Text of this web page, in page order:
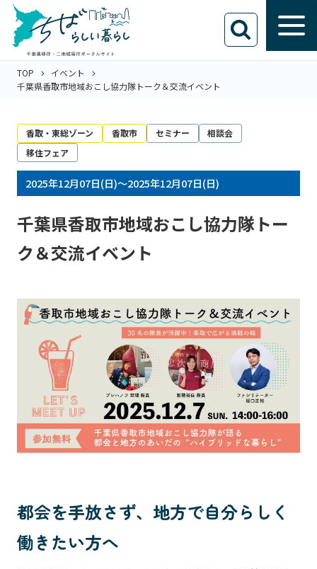
TOP
イベント
千葉県香取市地域おこし協力隊トーク＆交流イベント
香取・東総ゾーン 香取市 セミナー
相談会
移住フェア
2025年12月07日(日)～2025年12月07日(日)
千葉県香取市地域おこし協力隊トー
ク＆交流イベント
都会を手放さず、地方で自分らしく
働きたい方へ